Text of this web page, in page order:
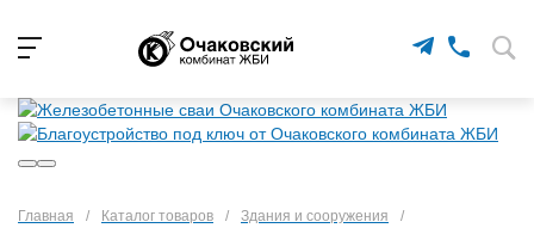
Главная / Каталог товаров / Здания и сооружения
/